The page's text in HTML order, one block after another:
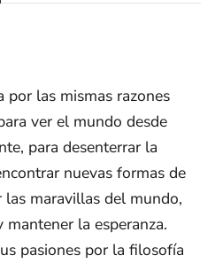
las mismas razones
ver el mundo desde
para desenterrar la
nuevas formas de
las maravillas del mundo,
la esperanza.
pasiones por la filosofía